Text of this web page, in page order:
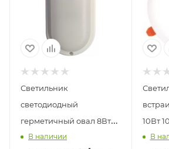
Светильник
светодиодный
герметичный овал 8Вт
LE LED OBL 02 6K LEEK
В наличии
10Вт
LEEK
В